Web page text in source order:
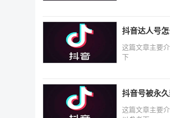
抖音达人号怎
这篇文章主要
下
抖音号被永
这篇文章主要